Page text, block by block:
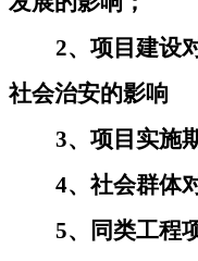
2、项目建设
社会治安的影响
3、项目实施
4、社会群体
5、同类工程